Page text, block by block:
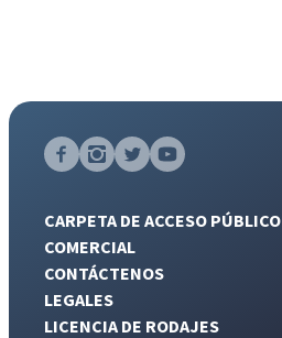
CARPETA DE ACCESO PÚBLICO
COMERCIAL
CONTÁCTENOS
LEGALES
LICENCIA DE RODAJES